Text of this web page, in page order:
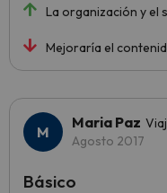
La organización y el
Mejoraría el
Maria Paz
Agosto 2017
Básico